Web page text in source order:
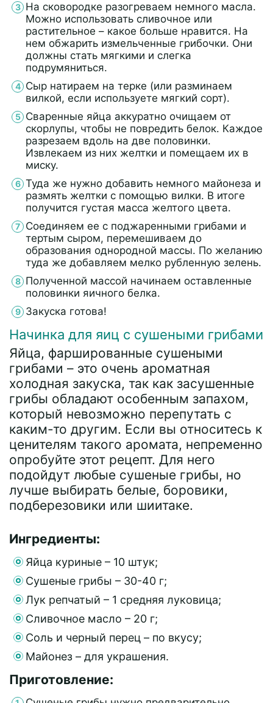
На сковородке разогреваем немного масла.
Можно использовать сливочное или
растительное – какое больше нравится. На
нем обжарить измельченные грибочки. Они
должны стать мягкими и слегка
подрумяниться.
Сыр натираем на терке (или разминаем
вилкой, если используете мягкий сорт).
Сваренные яйца аккуратно очищаем от
скорлупы, чтобы не повредить белок. Каждое
разрезаем вдоль на две половинки.
Извлекаем из них желтки и помещаем их в
миску.
Туда же нужно добавить немного майонеза и
размять желтки с помощью вилки. В итоге
получится густая масса желтого цвета.
Соединяем ее с поджаренными грибами и
тертым сыром, перемешиваем до
образования однородной массы. По желанию
туда же добавляем мелко рубленную зелень.
Полученной массой начинаем оставленные
половинки яичного белка.
Закуска готова!
Начинка для яиц с сушеными грибами
Яйца, фаршированные сушеными
грибами – это очень ароматная
холодная закуска, так как засушенные
грибы обладают особенным запахом,
который невозможно перепутать с
каким-то другим. Если вы относитесь к
ценителям такого аромата, непременно
опробуйте этот рецепт. Для него
подойдут любые сушеные грибы, но
лучше выбирать белые, боровики,
подберезовики или шиитаке.
Ингредиенты:
Яйца куриные – 10 штук;
Сушеные грибы – 30-40 г;
Лук репчатый – 1 средняя луковица;
Сливочное масло – 20 г;
Соль и черный перец – по вкусу;
Майонез – для украшения.
Приготовление: